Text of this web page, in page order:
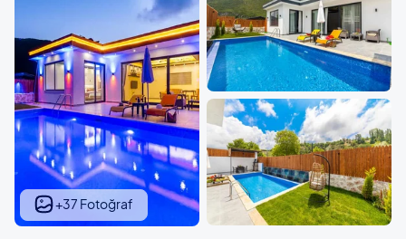
+37 Fotoğraf